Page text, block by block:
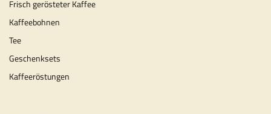
Frisch gerösteter Kaffee
Kaffeebohnen
Tee
Geschenksets
Kaffeeröstungen